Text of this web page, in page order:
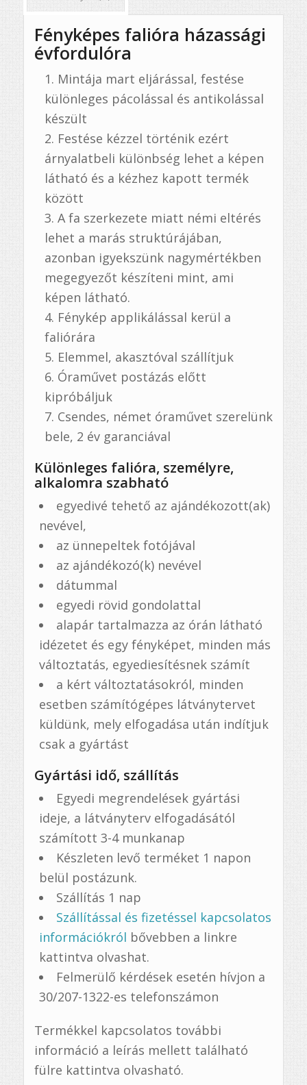
Fényképes falióra házassági
évfordulóra
Mintája mart eljárással, festése
különleges pácolással és antikolással
készült
Festése kézzel történik ezért
árnyalatbeli különbség lehet a képen
látható és a kézhez kapott termék
között
A fa szerkezete miatt némi eltérés
lehet a marás struktúrájában,
azonban igyekszünk nagymértékben
megegyezőt készíteni mint, ami
képen látható.
Fénykép applikálással kerül a
faliórára
Elemmel, akasztóval szállítjuk
Óraművet postázás előtt
kipróbáljuk
Csendes, német óraművet szerelünk
bele, 2 év garanciával
Különleges falióra, személyre,
alkalomra szabható
egyedivé tehető az ajándékozott(ak)
nevével,
az ünnepeltek fotójával
az ajándékozó(k) nevével
dátummal
egyedi rövid gondolattal
alapár tartalmazza az órán látható
idézetet és egy fényképet, minden más
változtatás, egyediesítésnek számít
a kért változtatásokról, minden
esetben számítógépes látványtervet
küldünk, mely elfogadása után indítjuk
csak a gyártást
Gyártási idő, szállítás
Egyedi megrendelések gyártási
ideje, a látványterv elfogadásától
számított 3-4 munkanap
Készleten levő terméket 1 napon
belül postázunk.
Szállítás 1 nap
Szállítással és fizetéssel kapcsolatos
információkról bővebben a linkre
kattintva olvashat.
Felmerülő kérdések esetén hívjon a
30/207-1322-es telefonszámon
Termékkel kapcsolatos további
információ a leírás mellett található
fülre kattintva olvasható.